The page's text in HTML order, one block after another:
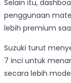
Selain itu,
penggunaan
lebih premium
Suzuki turut
7 inci untuk
secara lebih